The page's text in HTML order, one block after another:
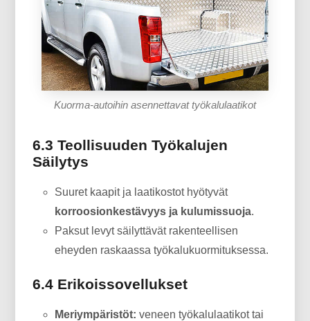
Kuorma-autoihin asennettavat työkalulaatikot
6.3 Teollisuuden Työkalujen
Säilytys
Suuret kaapit ja laatikostot hyötyvät
korroosionkestävyys ja kulumissuoja.
Paksut levyt säilyttävät rakenteellisen
eheyden raskaassa työkalukuormituksessa.
6.4 Erikoissovellukset
Meriympäristöt: veneen työkalulaatikot tai